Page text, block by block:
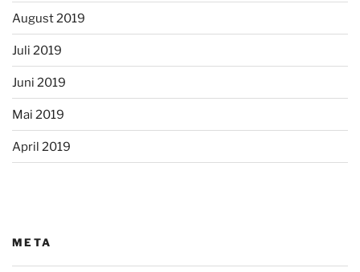
August 2019
Juli 2019
Juni 2019
Mai 2019
April 2019
META